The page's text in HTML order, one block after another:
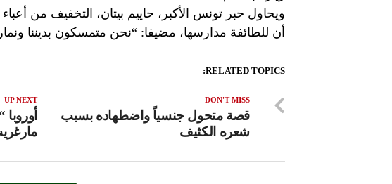
ويحاول حبر تونس الأكبر، حاييم بيتان، التخفيف من
أن للطائفة مدارسها، مضيفا: “نحن متمسكون بديننا
RELATED TOPICS:
UP NEXT DON'T MISS
قصة متحول جنسياً واضطهاده بسبب
شعره الكثيف